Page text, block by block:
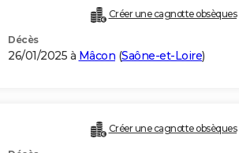
Créer une cagnotte obsèques
Décès
26/01/2025 à Mâcon (Saône-et-Loire)
Créer une cagnotte obsèques